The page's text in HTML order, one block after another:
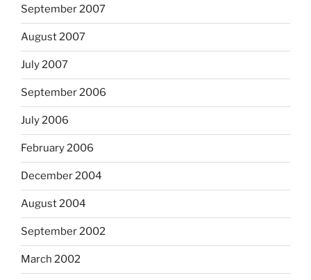
September 2007
August 2007
July 2007
September 2006
July 2006
February 2006
December 2004
August 2004
September 2002
March 2002